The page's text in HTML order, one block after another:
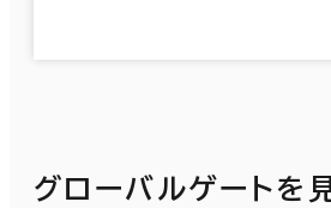
グローバルゲートを